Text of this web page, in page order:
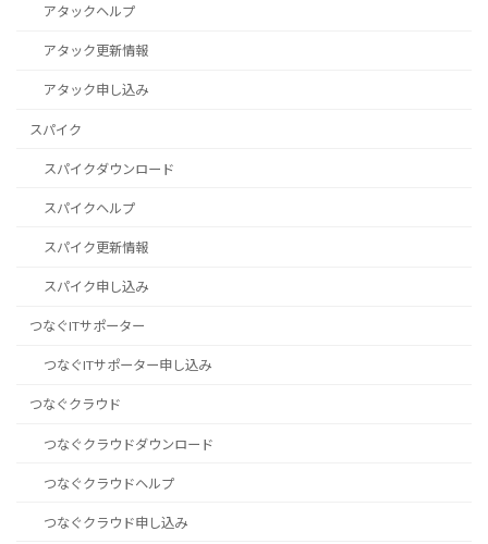
アタックヘルプ
アタック更新情報
アタック申し込み
スパイク
スパイクダウンロード
スパイクヘルプ
スパイク更新情報
スパイク申し込み
つなぐITサポーター
つなぐITサポーター申し込み
つなぐクラウド
つなぐクラウドダウンロード
つなぐクラウドヘルプ
つなぐクラウド申し込み